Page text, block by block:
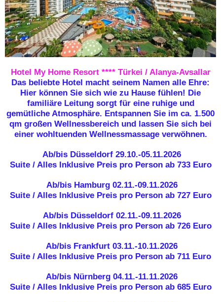
Hotel My Home Resort **** Türkei / Alanya-Avsallar
Das beliebte Hotel macht seinem Namen alle Ehre:
Hier können Sie sich wie zu Hause fühlen! Die
familiäre Leitung sorgt für eine ruhige und
gemütliche Atmosphäre. Entspannen Sie im ca. 1.500
qm großen Wellnessbereich und lassen Sie sich bei
einer wohltuenden Wellnessmassage verwöhnen.
Ab/bis Düsseldorf 29.10.-05.11.2026
Suite / Alles Inklusive Preis pro Person ab 733 Euro
Ab/bis Hamburg 02.11.-09.11.2026
Suite / Alles Inklusive Preis pro Person ab 727 Euro
Ab/bis Düsseldorf 02.11.-09.11.2026
Suite / Alles Inklusive Preis pro Person ab 726 Euro
Ab/bis Frankfurt 03.11.-10.11.2026
Suite / Alles Inklusive Preis pro Person ab 711 Euro
Ab/bis Nürnberg 04.11.-11.11.2026
Suite / Alles Inklusive Preis pro Person ab 685 Euro